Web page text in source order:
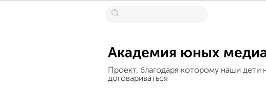
Академия юных
Проект, благодаря которому наши дети
договариваться